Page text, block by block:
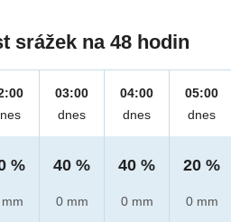
srážek na 48 hodin
%
03:00
dnes
40 %
0 mm
04:00
dnes
40 %
0 mm
05:00
dnes
20 %
0 mm